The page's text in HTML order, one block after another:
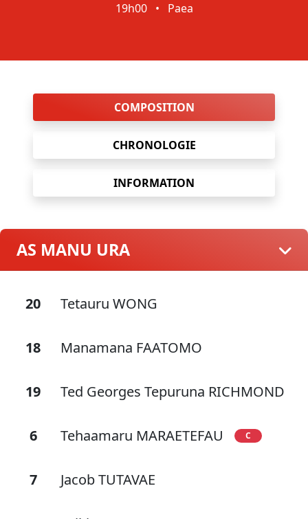
19h00 • Paea
COMPOSITION
CHRONOLOGIE
INFORMATION
AS MANU URA
20 Tetauru WONG
18 Manamana FAATOMO
19 Ted Georges Tepuruna RICHMOND
6 Tehaamaru MARAETEFAU C
7 Jacob TUTAVAE